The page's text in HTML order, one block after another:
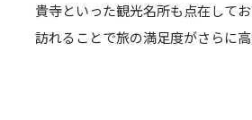
貴寺といった観光名所も点在して
訪れることで旅の満足度がさらに高